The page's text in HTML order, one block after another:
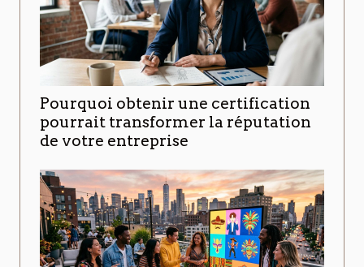
Pourquoi obtenir une certification
pourrait transformer la réputation
de votre entreprise